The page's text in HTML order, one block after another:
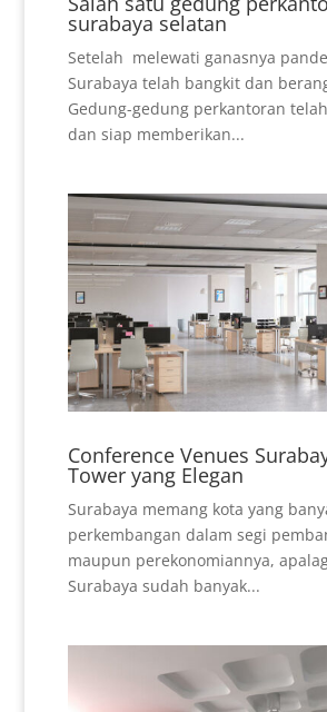
surabaya selatan
Setelah melewati ganasnya
Surabaya telah bangkit dan
Gedung-gedung perkantoran
dan siap memberikan...
Conference Venues
Tower yang Elegan
Surabaya memang kota yang
perkembangan dalam segi
maupun perekonomiannya,
Surabaya sudah banyak...